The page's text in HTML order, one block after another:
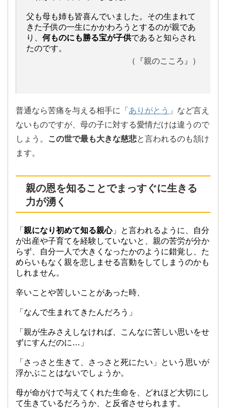
父も母も姉も皆喜んでいました。その生まれて
きた子供の一生にかかわろうとするのが親であ
り、何ものにも勝る宝が子供であると知らされ
たのです。
（『親のこころ』）
普通なら苦痛を与える相手に「 ありがとう 」など言え
ないものですが、母の子に対する愛情だけは違うので
しょう。 この世で最も大きな慈悲と言われるのも頷け
ます。
親の恩を知ることでまっすぐに生きる
力が湧く
「親になり初めて知る親心」と言われるように、自分
が出産や子育てを経験していないと、親の苦労が分か
らず、自分一人で大きくなったかのように錯覚し、た
めらいもなく親を悲しませる言動をしてしまうのかも
しれません。
辛いことや苦しいことがあった時、
「なんで生まれてきたんだろう」
「親が生みさえしなければ、こんなに苦しい思いをせ
ずにすんだのに…」
「さっさと生きて、さっさと死にたい」という思いが
浮かぶことはないでしょうか。
母が命がけで与えてくれた生命を、どれほど大切にし
て生きているだろうか、と反省させられます。